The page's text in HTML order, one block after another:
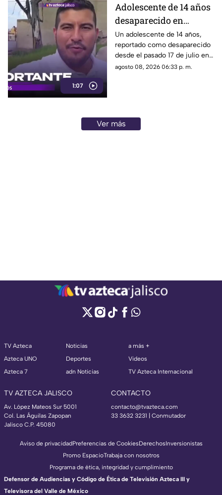
elevado gasto que han
generado.
1:07
Adolescente de 14 años
desaparecido en
Tlaquepaque es
trasladado a Jalisco
tras ser localizado en
Michoacán
Un adolescente de 14 años,
reportado como desaparecido
desde el pasado 17 de julio en
Tlaquepaque, fue localizado
agosto 08, 2026 06:33 p. m.
Ver más
TV Azteca
Azteca UNO
Azteca 7
Noticias
Deportes
adn Noticias
a más +
Videos
TV Azteca Internacional
TV AZTECA JALISCO
Av. López Mateos Sur 5001
Col. Las Águilas Zapopan
Jalisco C.P. 45080
CONTACTO
contacto@tvazteca.com
33 3632 3231 | Conmutador
Aviso de privacidadPreferencias de CookiesDerechosInversionistas
Promo EspacioTrabaja con nosotros
Programa de ética, integridad y cumplimiento
Defensor de Audiencias y Código de Ética de Televisión Azteca III y
Televisora del Valle de México